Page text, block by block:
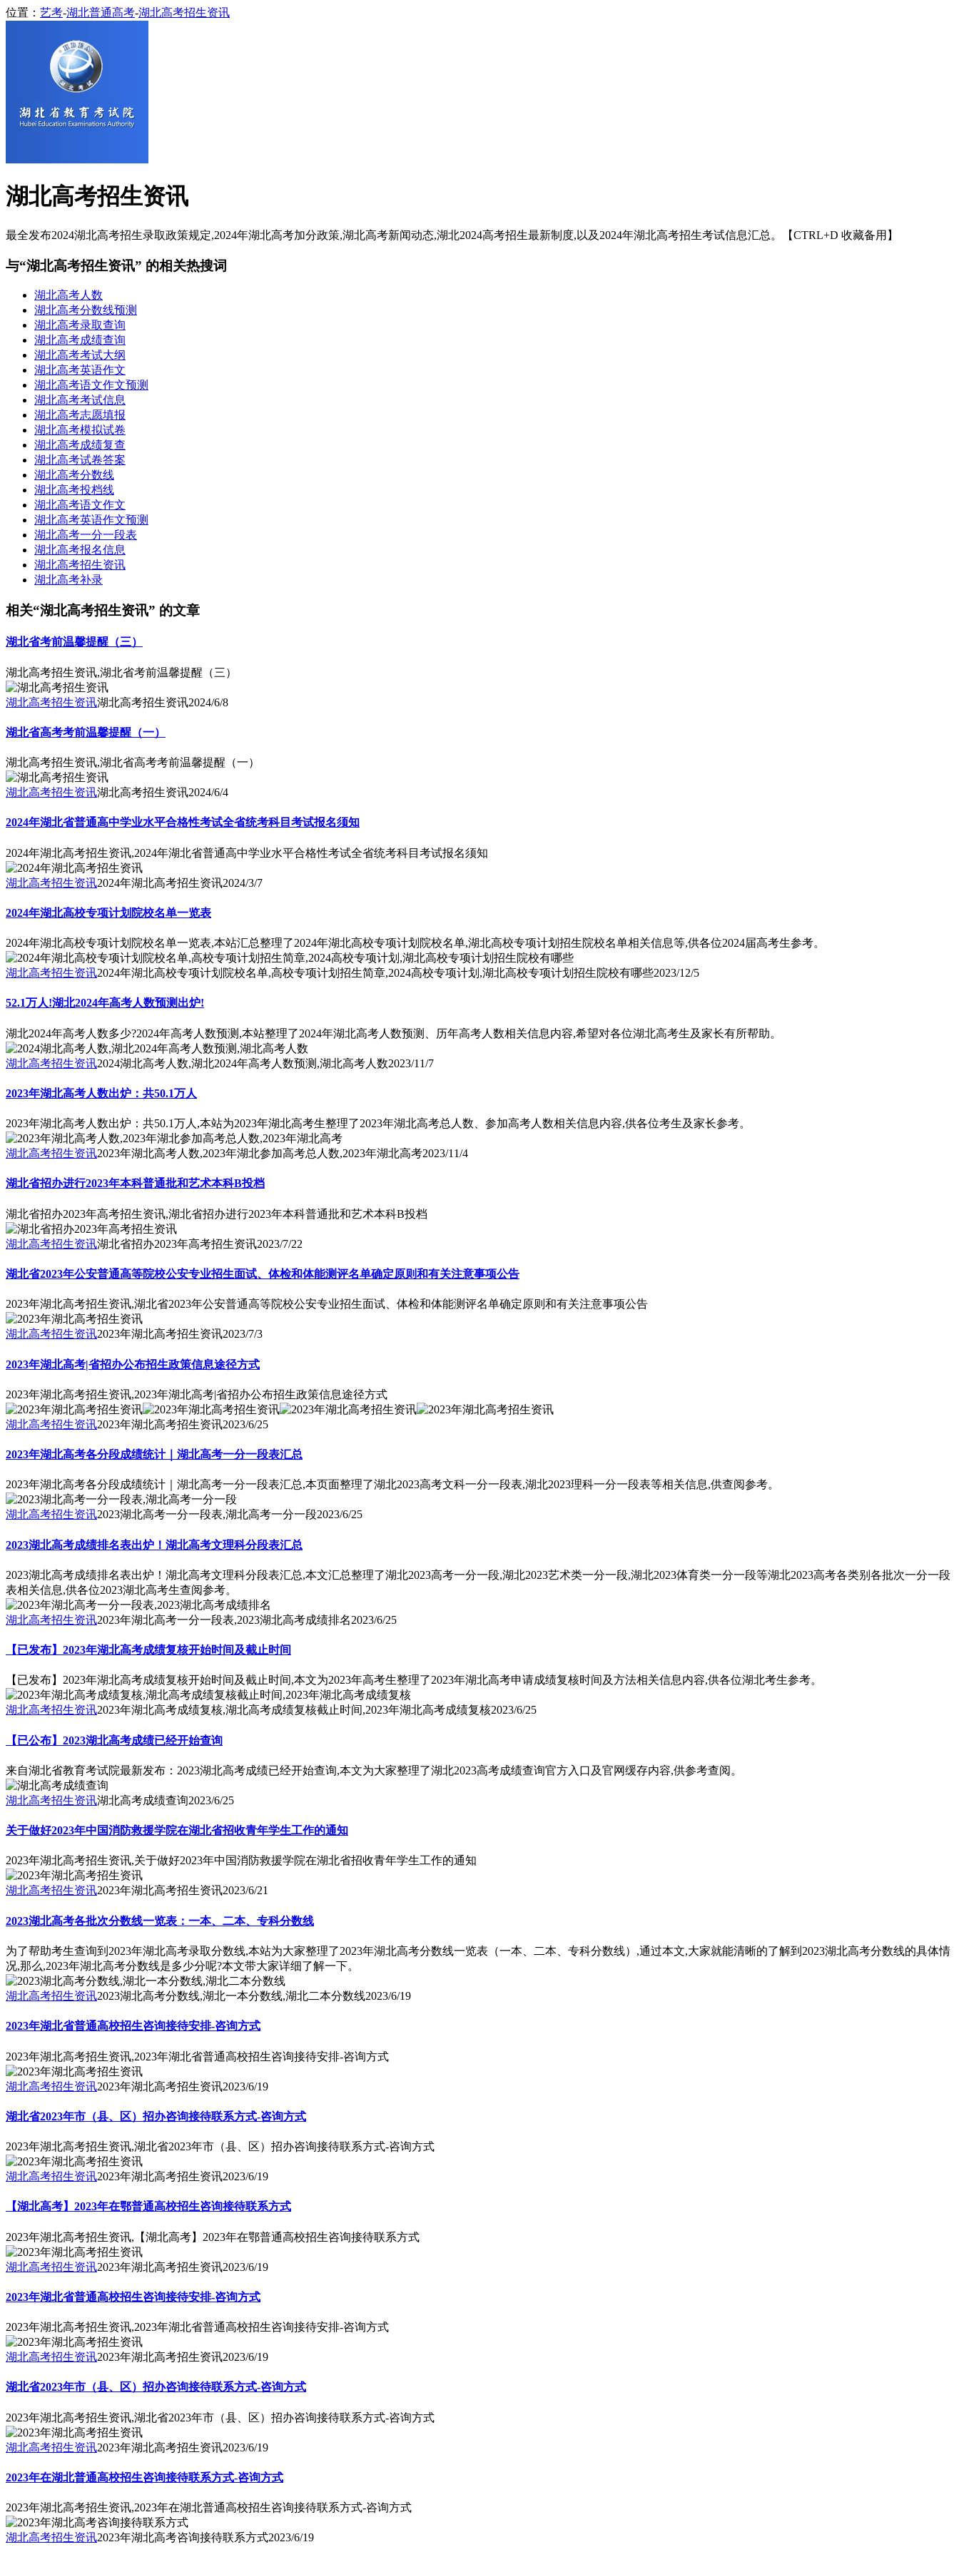
位置： 艺考-湖北普通高考-湖北高考招生资讯
湖北高考招生资讯
最全发布2024湖北高考招生录取政策规定,2024年湖北高考加分政策,湖北高考新闻动态,湖北2024高考招生最新制度,以及2024年湖北高考招生考试信息汇总。【CTRL+D 收藏备用】
与“湖北高考招生资讯” 的相关热搜词
湖北高考人数
湖北高考分数线预测
湖北高考录取查询
湖北高考成绩查询
湖北高考考试大纲
湖北高考英语作文
湖北高考语文作文预测
湖北高考考试信息
湖北高考志愿填报
湖北高考模拟试卷
湖北高考成绩复查
湖北高考试卷答案
湖北高考分数线
湖北高考投档线
湖北高考语文作文
湖北高考英语作文预测
湖北高考一分一段表
湖北高考报名信息
湖北高考招生资讯
湖北高考补录
相关“湖北高考招生资讯” 的文章
湖北省考前温馨提醒（三）
湖北高考招生资讯,湖北省考前温馨提醒（三）
湖北高考招生资讯湖北高考招生资讯2024/6/8
湖北省高考考前温馨提醒（一）
湖北高考招生资讯,湖北省高考考前温馨提醒（一）
湖北高考招生资讯湖北高考招生资讯2024/6/4
2024年湖北省普通高中学业水平合格性考试全省统考科目考试报名须知
2024年湖北高考招生资讯,2024年湖北省普通高中学业水平合格性考试全省统考科目考试报名须知
湖北高考招生资讯2024年湖北高考招生资讯2024/3/7
2024年湖北高校专项计划院校名单一览表
2024年湖北高校专项计划院校名单一览表,本站汇总整理了2024年湖北高校专项计划院校名单,湖北高校专项计划招生院校名单相关信息等,供各位2024届高考生参考。
湖北高考招生资讯2024年湖北高校专项计划院校名单,高校专项计划招生简章,2024高校专项计划,湖北高校专项计划招生院校有哪些2023/12/5
52.1万人!湖北2024年高考人数预测出炉!
湖北2024年高考人数多少?2024年高考人数预测,本站整理了2024年湖北高考人数预测、历年高考人数相关信息内容,希望对各位湖北高考生及家长有所帮助。
湖北高考招生资讯2024湖北高考人数,湖北2024年高考人数预测,湖北高考人数2023/11/7
2023年湖北高考人数出炉：共50.1万人
2023年湖北高考人数出炉：共50.1万人,本站为2023年湖北高考生整理了2023年湖北高考总人数、参加高考人数相关信息内容,供各位考生及家长参考。
湖北高考招生资讯2023年湖北高考人数,2023年湖北参加高考总人数,2023年湖北高考2023/11/4
湖北省招办进行2023年本科普通批和艺术本科B投档
湖北省招办2023年高考招生资讯,湖北省招办进行2023年本科普通批和艺术本科B投档
湖北高考招生资讯湖北省招办2023年高考招生资讯2023/7/22
湖北省2023年公安普通高等院校公安专业招生面试、体检和体能测评名单确定原则和有关注意事项公告
2023年湖北高考招生资讯,湖北省2023年公安普通高等院校公安专业招生面试、体检和体能测评名单确定原则和有关注意事项公告
湖北高考招生资讯2023年湖北高考招生资讯2023/7/3
2023年湖北高考|省招办公布招生政策信息途径方式
2023年湖北高考招生资讯,2023年湖北高考|省招办公布招生政策信息途径方式
湖北高考招生资讯2023年湖北高考招生资讯2023/6/25
2023年湖北高考各分段成绩统计｜湖北高考一分一段表汇总
2023年湖北高考各分段成绩统计｜湖北高考一分一段表汇总,本页面整理了湖北2023高考文科一分一段表,湖北2023理科一分一段表等相关信息,供查阅参考。
湖北高考招生资讯2023湖北高考一分一段表,湖北高考一分一段2023/6/25
2023湖北高考成绩排名表出炉！湖北高考文理科分段表汇总
2023湖北高考成绩排名表出炉！湖北高考文理科分段表汇总,本文汇总整理了湖北2023高考一分一段,湖北2023艺术类一分一段,湖北2023体育类一分一段等湖北2023高考各类别各批次一分一段
表相关信息,供各位2023湖北高考生查阅参考。
湖北高考招生资讯2023年湖北高考一分一段表,2023湖北高考成绩排名2023/6/25
【已发布】2023年湖北高考成绩复核开始时间及截止时间
【已发布】2023年湖北高考成绩复核开始时间及截止时间,本文为2023年高考生整理了2023年湖北高考申请成绩复核时间及方法相关信息内容,供各位湖北考生参考。
湖北高考招生资讯2023年湖北高考成绩复核,湖北高考成绩复核截止时间,2023年湖北高考成绩复核2023/6/25
【已公布】2023湖北高考成绩已经开始查询
来自湖北省教育考试院最新发布：2023湖北高考成绩已经开始查询,本文为大家整理了湖北2023高考成绩查询官方入口及官网缓存内容,供参考查阅。
湖北高考招生资讯湖北高考成绩查询2023/6/25
关于做好2023年中国消防救援学院在湖北省招收青年学生工作的通知
2023年湖北高考招生资讯,关于做好2023年中国消防救援学院在湖北省招收青年学生工作的通知
湖北高考招生资讯2023年湖北高考招生资讯2023/6/21
2023湖北高考各批次分数线一览表：一本、二本、专科分数线
为了帮助考生查询到2023年湖北高考录取分数线,本站为大家整理了2023年湖北高考分数线一览表（一本、二本、专科分数线）,通过本文,大家就能清晰的了解到2023湖北高考分数线的具体情
况,那么,2023年湖北高考分数线是多少分呢?本文带大家详细了解一下。
湖北高考招生资讯2023湖北高考分数线,湖北一本分数线,湖北二本分数线2023/6/19
2023年湖北省普通高校招生咨询接待安排-咨询方式
2023年湖北高考招生资讯,2023年湖北省普通高校招生咨询接待安排-咨询方式
湖北高考招生资讯2023年湖北高考招生资讯2023/6/19
湖北省2023年市（县、区）招办咨询接待联系方式-咨询方式
2023年湖北高考招生资讯,湖北省2023年市（县、区）招办咨询接待联系方式-咨询方式
湖北高考招生资讯2023年湖北高考招生资讯2023/6/19
【湖北高考】2023年在鄂普通高校招生咨询接待联系方式
2023年湖北高考招生资讯,【湖北高考】2023年在鄂普通高校招生咨询接待联系方式
湖北高考招生资讯2023年湖北高考招生资讯2023/6/19
2023年湖北省普通高校招生咨询接待安排-咨询方式
2023年湖北高考招生资讯,2023年湖北省普通高校招生咨询接待安排-咨询方式
湖北高考招生资讯2023年湖北高考招生资讯2023/6/19
湖北省2023年市（县、区）招办咨询接待联系方式-咨询方式
2023年湖北高考招生资讯,湖北省2023年市（县、区）招办咨询接待联系方式-咨询方式
湖北高考招生资讯2023年湖北高考招生资讯2023/6/19
2023年在湖北普通高校招生咨询接待联系方式-咨询方式
2023年湖北高考招生资讯,2023年在湖北普通高校招生咨询接待联系方式-咨询方式
湖北高考招生资讯2023年湖北高考咨询接待联系方式2023/6/19